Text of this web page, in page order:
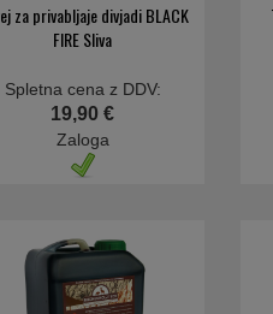
za privabljaje divjadi BLACK
FIRE Sliva
Spletna cena z DDV:
19,90 €
Zaloga